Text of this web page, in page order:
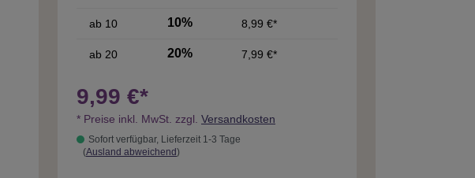
ab 10 10% 8,99 €*
ab 20 20% 7,99 €*
9,99 €*
* Preise inkl. MwSt. zzgl. Versandkosten
Sofort verfügbar, Lieferzeit 1-3 Tage
(Ausland abweichend)